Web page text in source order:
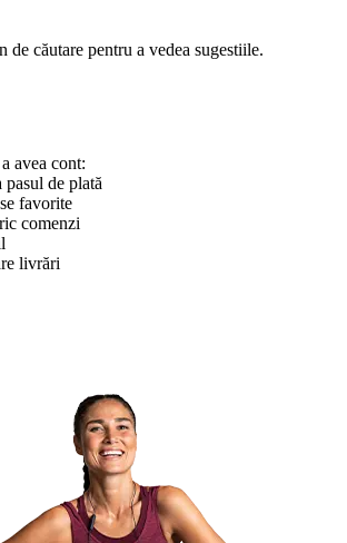
de căutare pentru a vedea sugestiile.
avea cont:
de plată
favorite
comenzi
livrări